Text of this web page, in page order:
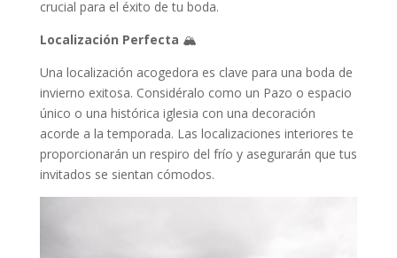
crucial para el éxito de tu boda.
Localización Perfecta 🏔️
Una localización acogedora es clave para una boda de
invierno exitosa. Considéralo como un Pazo o espacio
único o una histórica iglesia con una decoración
acorde a la temporada. Las localizaciones interiores te
proporcionarán un respiro del frío y asegurarán que tus
invitados se sientan cómodos.